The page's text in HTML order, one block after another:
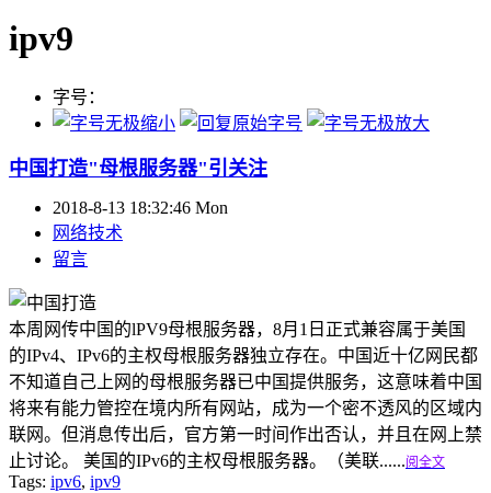
ipv9
字号：
中国打造"母根服务器"引关注
2018-8-13 18:32:46 Mon
网络技术
留言
本周网传中国的lPV9母根服务器，8月1日正式兼容属于美国
的IPv4、IPv6的主权母根服务器独立存在。中国近十亿网民都
不知道自己上网的母根服务器已中国提供服务，这意味着中国
将来有能力管控在境内所有网站，成为一个密不透风的区域内
联网。但消息传出后，官方第一时间作出否认，并且在网上禁
止讨论。 美国的IPv6的主权母根服务器。（美联......阅全文
Tags: ipv6, ipv9